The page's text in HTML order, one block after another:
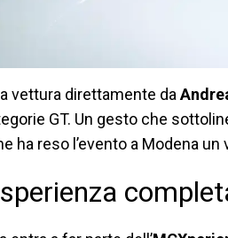
vettura direttamente da
GT. Un gesto che
ha reso l’evento a Modena